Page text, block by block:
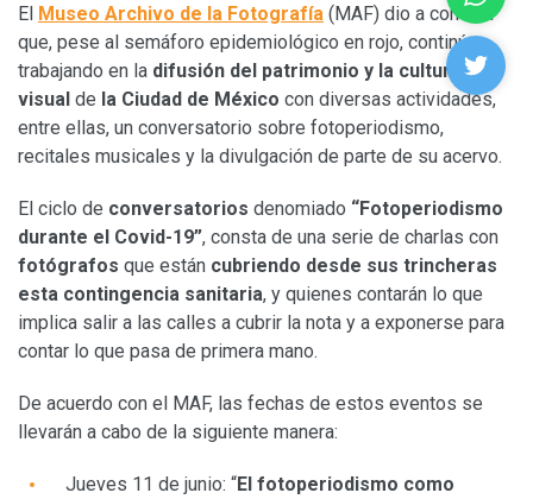
El Museo Archivo de la Fotografía (MAF) dio a conocer
que, pese al semáforo epidemiológico en rojo, continúan
trabajando en la difusión del patrimonio y la cultura
visual de la Ciudad de México con diversas actividades,
entre ellas, un conversatorio sobre fotoperiodismo,
recitales musicales y la divulgación de parte de su acervo.
El ciclo de conversatorios denomiado “Fotoperiodismo
durante el Covid-19”, consta de una serie de charlas con
fotógrafos que están cubriendo desde sus trincheras
esta contingencia sanitaria, y quienes contarán lo que
implica salir a las calles a cubrir la nota y a exponerse para
contar lo que pasa de primera mano.
De acuerdo con el MAF, las fechas de estos eventos se
llevarán a cabo de la siguiente manera:
Jueves 11 de junio: “El fotoperiodismo como